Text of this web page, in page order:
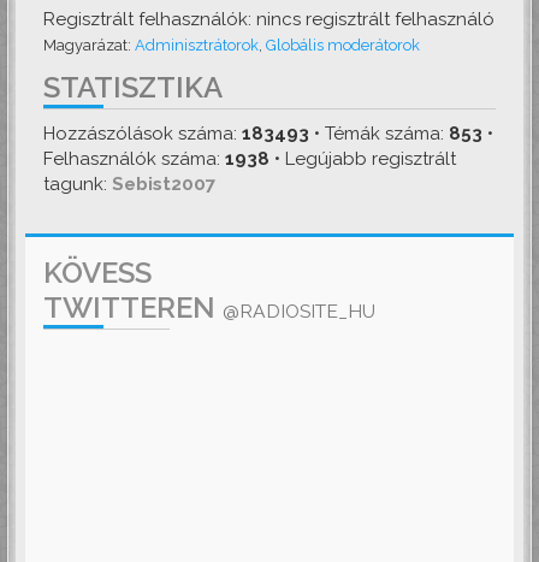
Regisztrált felhasználók: nincs regisztrált felhasználó
Magyarázat: Adminisztrátorok Globális moderátorok
STATISZTIKA
Hozzászólások száma: 183493 • Témák száma: 853 •
Felhasználók száma: 1938 • Legújabb regisztrált
tagunk: Sebist2007
KÖVESS
TWITTEREN @RADIOSITE_HU